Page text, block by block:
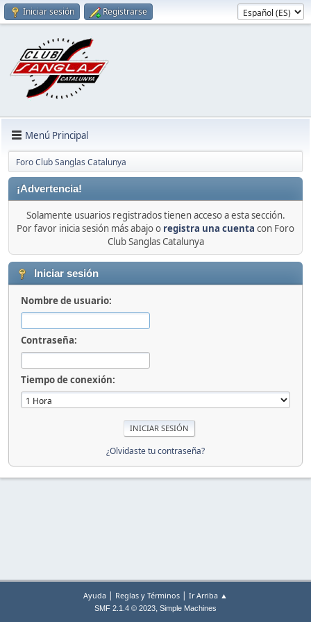
Iniciar sesión Registrarse
Menú Principal
Foro Club Sanglas Catalunya
¡Advertencia!
Solamente usuarios registrados tienen acceso a esta sección.
Por favor inicia sesión más abajo o registra una cuenta con Foro
Club Sanglas Catalunya
Iniciar sesión
Nombre de usuario:
Contraseña:
Tiempo de conexión:
¿Olvidaste tu contraseña?
Ayuda | Reglas y Términos | Ir Arriba ▲
SMF 2.1.4 © 2023, Simple Machines